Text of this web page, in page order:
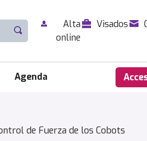
Alta
online
Visados
Agenda
de Fuerza de los Cobots